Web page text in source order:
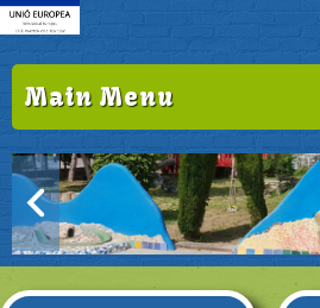
Main Menu